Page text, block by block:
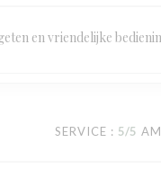
en vriendelijke
SERVICE : 5/5